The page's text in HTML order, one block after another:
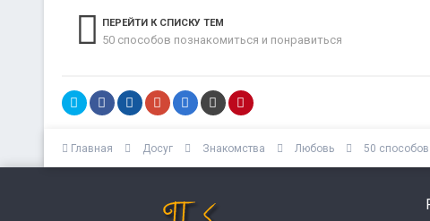
ПЕРЕЙТИ К СПИСКУ ТЕМ
50 способов познакомиться и понравиться
Главная Досуг Знакомства Любовь 50